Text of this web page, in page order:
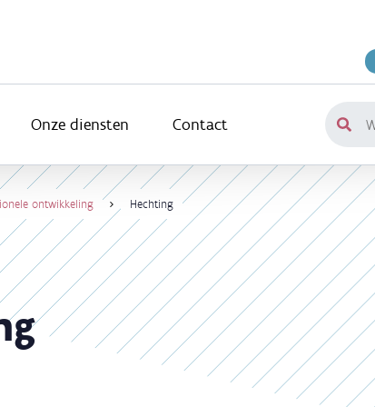
Onze diensten Contact
Waar
je
naar
op
zoek?
ontwikkeling Hechting